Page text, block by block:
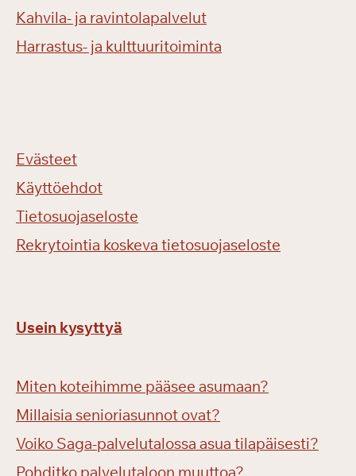
Kahvila- ja ravintolapalvelut
Harrastus- ja kulttuuritoiminta
Evästeet
Käyttöehdot
Tietosuojaseloste
Rekrytointia koskeva tietosuojaseloste
Usein kysyttyä
Miten koteihimme pääsee asumaan?
Millaisia senioriasunnot ovat?
Voiko Saga-palvelutalossa asua tilapäisesti?
Pohditko palvelutaloon muuttoa?